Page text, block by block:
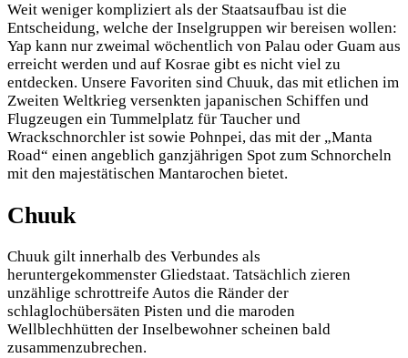
Weit weniger kompliziert als der Staatsaufbau ist die
Entscheidung, welche der Inselgruppen wir bereisen wollen:
Yap kann nur zweimal wöchentlich von Palau oder Guam aus
erreicht werden und auf Kosrae gibt es nicht viel zu
entdecken. Unsere Favoriten sind Chuuk, das mit etlichen im
Zweiten Weltkrieg versenkten japanischen Schiffen und
Flugzeugen ein Tummelplatz für Taucher und
Wrackschnorchler ist sowie Pohnpei, das mit der „Manta
Road“ einen angeblich ganzjährigen Spot zum Schnorcheln
mit den majestätischen Mantarochen bietet.
Chuuk
Chuuk gilt innerhalb des Verbundes als
heruntergekommenster Gliedstaat. Tatsächlich zieren
unzählige schrottreife Autos die Ränder der
schlaglochübersäten Pisten und die maroden
Wellblechhütten der Inselbewohner scheinen bald
zusammenzubrechen.